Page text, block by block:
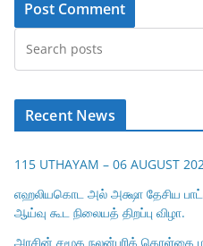
Recent News
115 UTHAYAM – 06 AUGUST
எஹலியகொட அல் அக்ஷா தேசிய
ஆய்வு கூட நிலையத் திறப்பு விழா.
அரசின் சமூக நலன்புரிக்